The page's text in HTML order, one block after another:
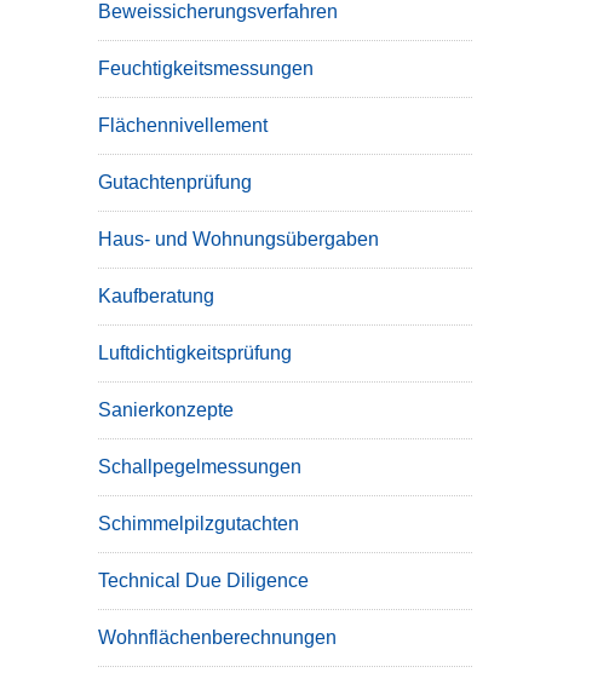
Beweissicherungsverfahren
Feuchtigkeitsmessungen
Flächennivellement
Gutachtenprüfung
Haus- und Wohnungsübergaben
Kaufberatung
Luftdichtigkeitsprüfung
Sanierkonzepte
Schallpegelmessungen
Schimmelpilzgutachten
Technical Due Diligence
Wohnflächenberechnungen